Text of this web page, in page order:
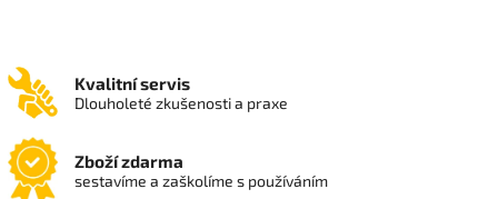
Kvalitní servis
Dlouholeté zkušenosti a praxe
Zboží zdarma
sestavíme a zaškolíme s používáním